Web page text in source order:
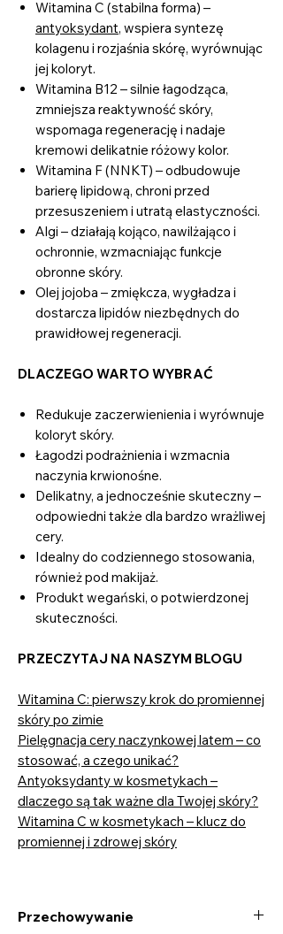
Witamina C (stabilna forma) –
antyoksydant, wspiera syntezę
kolagenu i rozjaśnia skórę, wyrównując
jej koloryt.
Witamina B12 – silnie łagodząca,
zmniejsza reaktywność skóry,
wspomaga regenerację i nadaje
kremowi delikatnie różowy kolor.
Witamina F (NNKT) – odbudowuje
barierę lipidową, chroni przed
przesuszeniem i utratą elastyczności.
Algi – działają kojąco, nawilżająco i
ochronnie, wzmacniając funkcje
obronne skóry.
Olej jojoba – zmiękcza, wygładza i
dostarcza lipidów niezbędnych do
prawidłowej regeneracji.
DLACZEGO WARTO WYBRAĆ
Redukuje zaczerwienienia i wyrównuje
koloryt skóry.
Łagodzi podrażnienia i wzmacnia
naczynia krwionośne.
Delikatny, a jednocześnie skuteczny –
odpowiedni także dla bardzo wrażliwej
cery.
Idealny do codziennego stosowania,
również pod makijaż.
Produkt wegański, o potwierdzonej
skuteczności.
PRZECZYTAJ NA NASZYM BLOGU
Witamina C: pierwszy krok do promiennej
skóry po zimie
Pielęgnacja cery naczynkowej latem – co
stosować, a czego unikać?
Antyoksydanty w kosmetykach –
dlaczego są tak ważne dla Twojej skóry?
Witamina C w kosmetykach – klucz do
promiennej i zdrowej skóry
Przechowywanie